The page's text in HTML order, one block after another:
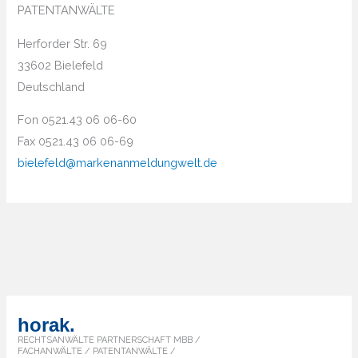
PATENTANWÄLTE
Herforder Str. 69
33602 Bielefeld
Deutschland
Fon 0521.43 06 06-60
Fax 0521.43 06 06-69
bielefeld@markenanmeldungwelt.de
horak.
RECHTSANWÄLTE PARTNERSCHAFT MBB /
FACHANWÄLTE / PATENTANWÄLTE /